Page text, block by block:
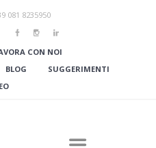
081 8235950
CON NOI
BLOG
SUGGERIMENTI